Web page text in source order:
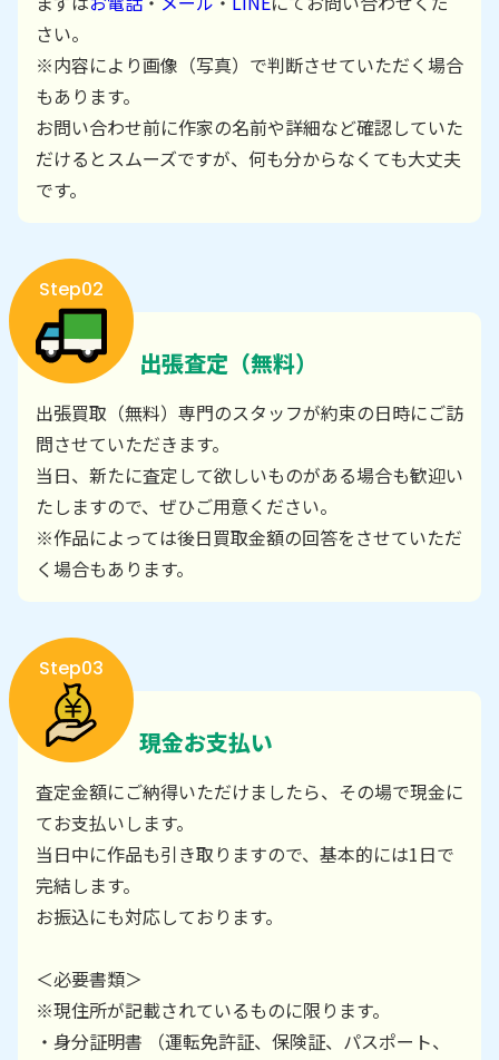
さい。
※内容により画像（写真）で判断させていただく場合
もあります。
お問い合わせ前に作家の名前や詳細など確認していた
だけるとスムーズですが、何も分からなくても大丈夫
です。
Step02
出張査定（無料）
出張買取（無料）専門のスタッフが約束の日時にご訪
問させていただきます。
当日、新たに査定して欲しいものがある場合も歓迎い
たしますので、ぜひご用意ください。
※作品によっては後日買取金額の回答をさせていただ
く場合もあります。
Step03
現金お支払い
査定金額にご納得いただけましたら、その場で現金に
てお支払いします。
当日中に作品も引き取りますので、基本的には1日で
完結します。
お振込にも対応しております。
＜必要書類＞
※現住所が記載されているものに限ります。
・身分証明書 （運転免許証、保険証、パスポート、